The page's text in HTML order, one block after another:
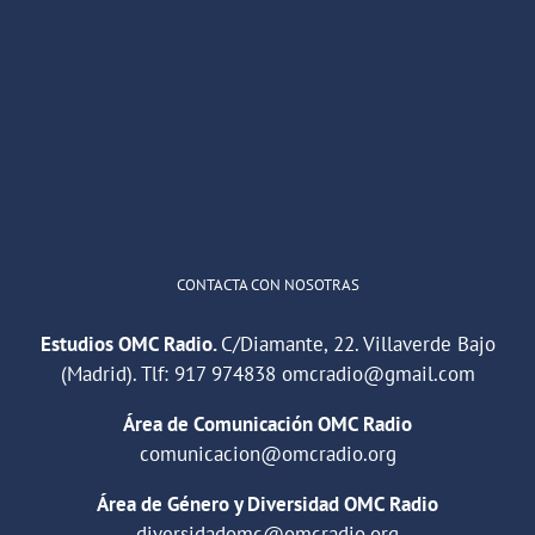
CONTACTA CON NOSOTRAS
Estudios OMC Radio.C/Diamante, 22. Villaverde Bajo
(Madrid). Tlf: 917 974838 omcradio@gmail.com
Área de Comunicación OMC Radio
comunicacion@omcradio.org
Área de Género y Diversidad OMC Radio